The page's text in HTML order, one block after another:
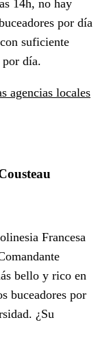
14h, no hay
por día
suficiente
por día.
agencias locales
Francesa
bello y rico en
buceadores por
¿Su